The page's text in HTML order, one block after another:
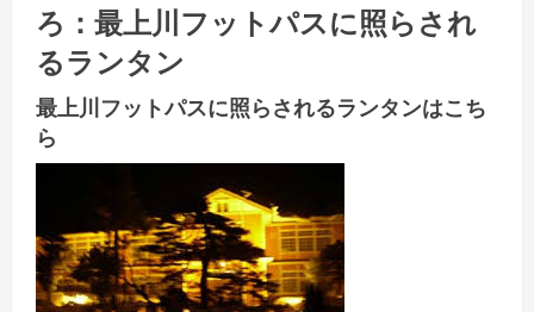
ろ：最上川フットパスに照らされ
るランタン
最上川フットパスに照らされるランタンはこち
ら